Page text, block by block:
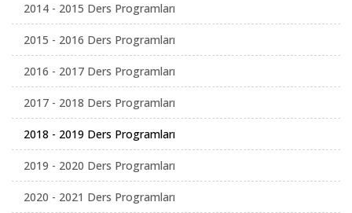
2014 - 2015 Ders Programları
2015 - 2016 Ders Programları
2016 - 2017 Ders Programları
2017 - 2018 Ders Programları
2018 - 2019 Ders Programları
2019 - 2020 Ders Programları
2020 - 2021 Ders Programları